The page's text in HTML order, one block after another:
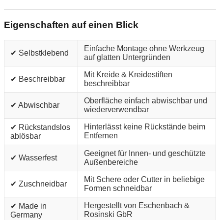
Eigenschaften auf einen Blick
✔ Selbstklebend
Einfache Montage ohne Werkzeug
auf glatten Untergründen
✔ Beschreibbar
Mit Kreide & Kreidestiften
beschreibbar
✔ Abwischbar
Oberfläche einfach abwischbar und
wiederverwendbar
✔ Rückstandslos
ablösbar
Hinterlässt keine Rückstände beim
Entfernen
✔ Wasserfest
Geeignet für Innen- und geschützte
Außenbereiche
✔ Zuschneidbar
Mit Schere oder Cutter in beliebige
Formen schneidbar
✔ Made in
Germany
Hergestellt von Eschenbach &
Rosinski GbR